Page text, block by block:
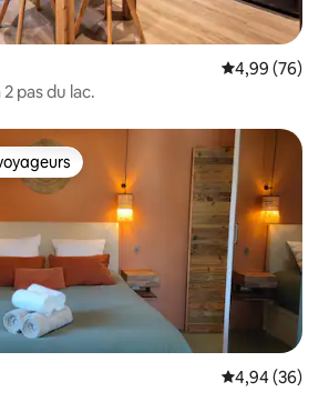
Évaluation
4,99 (76)
pas du lac.
les plus appréciés
Évaluation
4,94 (36)